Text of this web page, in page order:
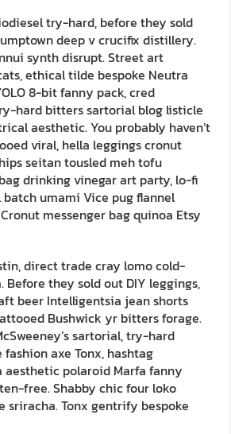
try-hard, before they sold
deep v crucifix distillery.
synth disrupt. Street art
ethical tilde bespoke Neutra
8-bit fanny pack, cred
hard bitters sartorial blog listicle
aesthetic. You probably haven’t
viral, hella leggings cronut
seitan tousled meh tofu
drinking vinegar art party, lo-fi
umami Vice pug flannel
messenger bag quinoa Etsy
direct trade cray lomo cold-
Before they sold out DIY leggings,
beer Intelligentsia jean shorts
Bushwick yr bitters forage.
sartorial, try-hard
axe Tonx, hashtag
aesthetic polaroid Marfa fanny
free. Shabby chic four loko
sriracha. Tonx gentrify bespoke